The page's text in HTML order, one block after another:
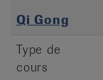
Qi Gong
Type de
cours